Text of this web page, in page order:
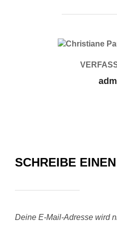
SCHREIBE
Deine E-Mail-Adresse wird